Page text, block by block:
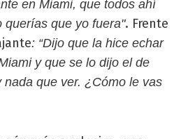
en Miami, que todos ahí
querías que yo fuera". Frente
: “Dijo que la hice echar
y que se lo dijo el de
que ver. ¿Cómo le vas